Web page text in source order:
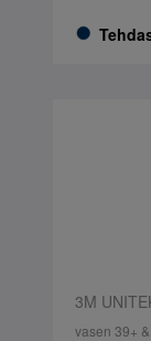
3M
vasen 39+